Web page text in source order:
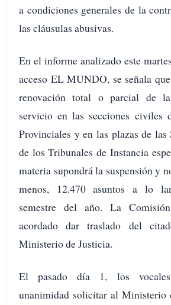
a condiciones generales de la
las cláusulas abusivas.
En el informe analizado este
acceso EL MUNDO, se señala
renovación total o parcial de
servicio en las secciones civiles
Provinciales y en las plazas de
de los Tribunales de Instancia
materia supondrá la suspensión y
menos, 12.470 asuntos a lo
semestre del año. La
acordado dar traslado del
Ministerio de Justicia.
El pasado día 1, los
unanimidad solicitar al Ministerio